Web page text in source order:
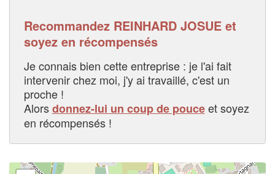
Recommandez REINHARD JOSUE et
soyez en récompensés
Je connais bien cette entreprise : je l'ai fait
intervenir chez moi, j'y ai travaillé, c'est un
proche !
Alorsdonnez-lui un coup de pouceet soyez
en récompensés !